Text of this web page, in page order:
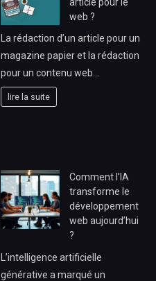
article pour le
web ?
La rédaction d’un article pour un
magazine papier et la rédaction
pour un contenu web…
lire la suite
Comment l’IA
transforme le
développement
web aujourd’hui
?
L’intelligence artificielle
générative a marqué un